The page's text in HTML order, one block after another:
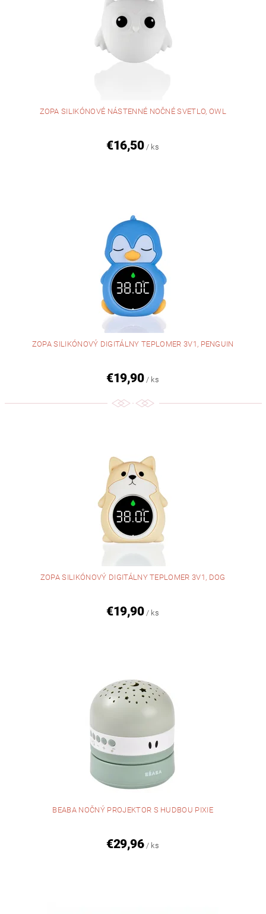
ZOPA SILIKÓNOVÉ NÁSTENNÉ NOČNÉ SVETLO, OWL
€16,50 / ks
ZOPA SILIKÓNOVÝ DIGITÁLNY TEPLOMER 3V1, PENGUIN
€19,90 / ks
ZOPA SILIKÓNOVÝ DIGITÁLNY TEPLOMER 3V1, DOG
€19,90 / ks
BEABA NOČNÝ PROJEKTOR S HUDBOU PIXIE
€29,96 / ks